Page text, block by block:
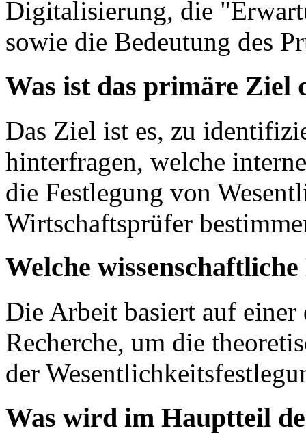
Digitalisierung, die
sowie die Bedeutung des
Was ist das primäre Ziel
Das Ziel ist es, zu
hinterfragen, welche
die Festlegung von
Wirtschaftsprüfer
Welche
Die Arbeit basiert auf
Recherche, um die
der
Was wird im Hauptteil